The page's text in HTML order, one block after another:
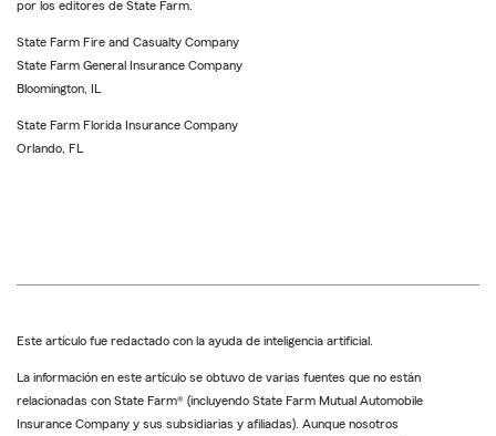
por los editores de State Farm.
State Farm Fire and Casualty Company
State Farm General Insurance Company
Bloomington, IL
State Farm Florida Insurance Company
Orlando, FL
Este artículo fue redactado con la ayuda de inteligencia artificial.
La información en este artículo se obtuvo de varias fuentes que no están
relacionadas con State Farm® (incluyendo State Farm Mutual Automobile
Insurance Company y sus subsidiarias y afiliadas). Aunque nosotros